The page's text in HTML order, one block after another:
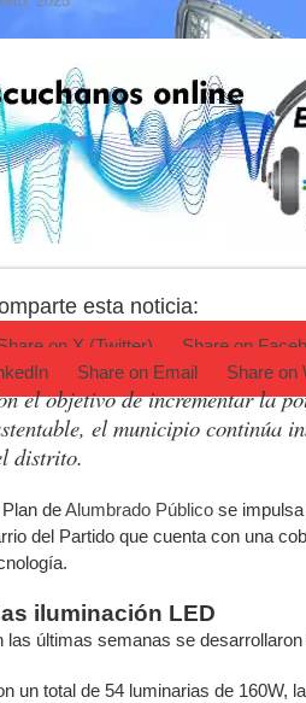
Corte de energía
Detuvieron a la
El pronóstico
Teatro El Galpón
Confirmaron la
INCUCAI
esta noticia:
on X (Twitter) Share on
Share on Email Share on
el objetivo de incrementar la
el municipio continúa
distrito.
Plan deAlumbrado Público se
del Partido que cuenta con una
iluminación LED
las últimas semanas se
un total de 54 luminarias de 160W,